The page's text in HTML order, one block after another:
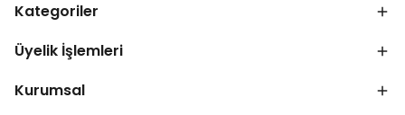
Kategoriler
Üyelik İşlemleri
Kurumsal